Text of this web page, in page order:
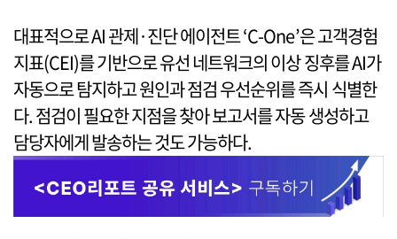
대표적으로 AI 관제·진단 에이전트 ‘C-One’은 고객경험
지표(CEI)를 기반으로 유선 네트워크의 이상 징후를 AI가
자동으로 탐지하고 원인과 점검 우선순위를 즉시 식별한
다. 점검이 필요한 지점을 찾아 보고서를 자동 생성하고
담당자에게 발송하는 것도 가능하다.